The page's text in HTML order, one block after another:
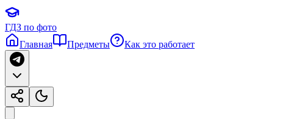
ГДЗ по фото
Главная
Предметы Как это работает